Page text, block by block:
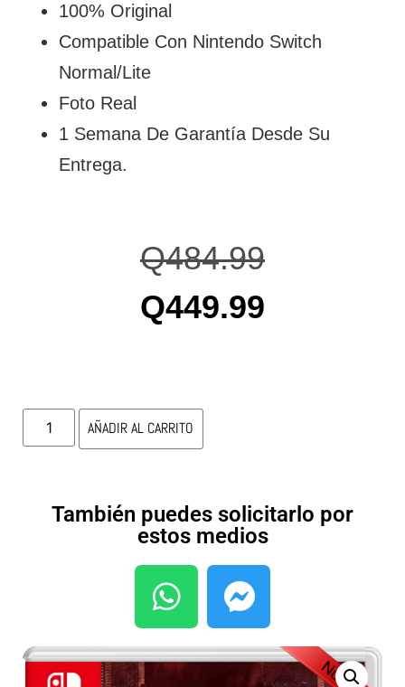
100% Original
Compatible Con Nintendo Switch
Normal/Lite
Foto Real
1 Semana De Garantía Desde Su
Entrega.
Q484.99
Q449.99
AÑADIR AL CARRITO
También puedes solicitarlo por
estos medios